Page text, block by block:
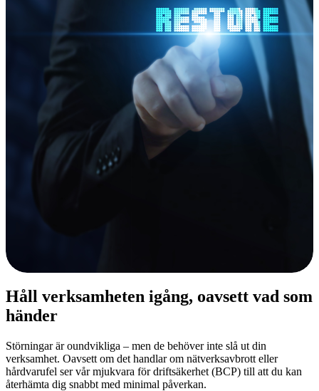
Håll verksamheten igång, oavsett vad som
händer
Störningar är oundvikliga – men de behöver inte slå ut din
verksamhet. Oavsett om det handlar om nätverksavbrott eller
hårdvarufel ser vår mjukvara för driftsäkerhet (BCP) till att du kan
återhämta dig snabbt med minimal påverkan.